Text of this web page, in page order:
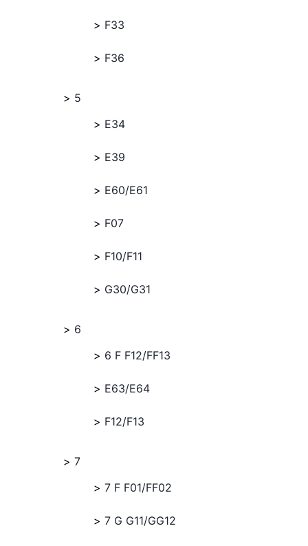
F33
F36
5
E34
E39
E60/E61
F07
F10/F11
G30/G31
6
6 F F12/FF13
E63/E64
F12/F13
7
7 F F01/FF02
7 G G11/GG12